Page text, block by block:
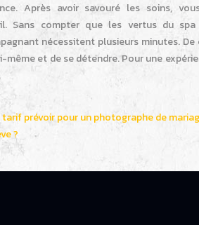
Après avoir savouré les soins,
Sans compter que les vertus du
nécessitent plusieurs minutes.
même et de se détendre. Pour une
tarif prévoir pour un photographe de
?